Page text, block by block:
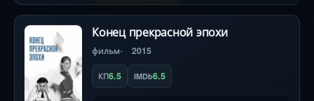
Конец прекрасной эпохи
фильм 2015
КП6.5 IMDb6.5